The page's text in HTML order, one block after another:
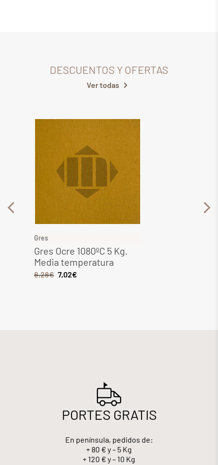
DESCUENTOS Y OFERTAS
Ver todas
Gres
Gres Ocre 1080ºC 5 Kg.
Media temperatura
8,28€ 7,02€
PORTES GRATIS
En península, pedidos de:
+ 80 € y – 5 Kg
+ 120 € y – 10 Kg